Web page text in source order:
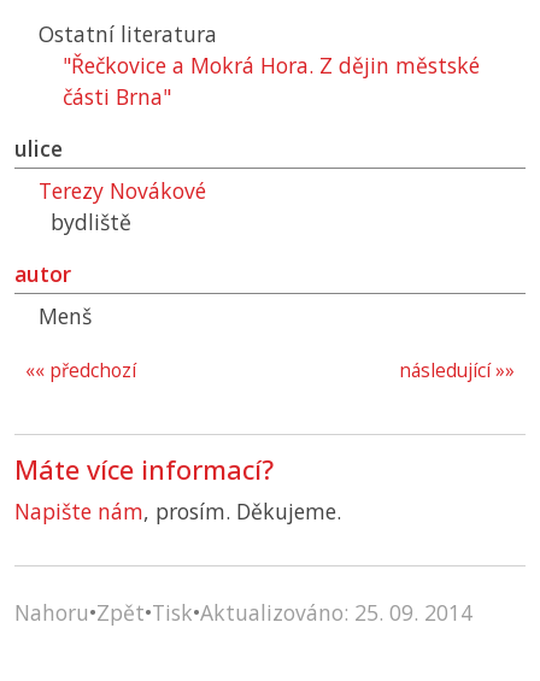
Ostatní literatura
"Řečkovice a Mokrá Hora. Z dějin městské
části Brna"
ulice
Terezy Novákové
bydliště
autor
Menš
následující »»
«« předchozí
Máte více informací?
Napište nám, prosím. Děkujeme.
Nahoru•Zpět•Tisk•Aktualizováno: 25. 09. 2014